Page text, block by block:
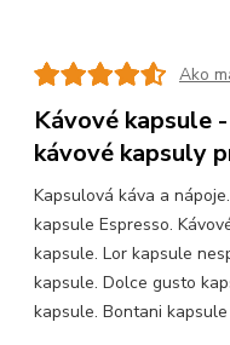
Ako
Kávové kapsule
kávové kapsuly
Kapsulová káva a
kapsule Espresso.
kapsule. Lor kapsule
kapsule. Dolce gusto
kapsule. Bontani